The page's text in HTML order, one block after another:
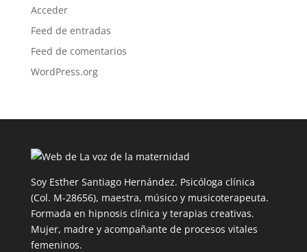
Acceder
Feed de entradas
Feed de comentarios
WordPress.org
Soy Esther Santiago Hernández. Psicóloga clínica
(Col. M-28656), maestra, músico y musicoterapeuta.
Formada en hipnosis clínica y terapias creativas.
Mujer, madre y acompañante de procesos vitales
femeninos.